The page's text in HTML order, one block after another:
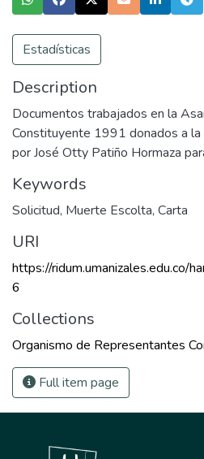
Estadísticas
Description
Documentos trabajados en la
Constituyente 1991 donados a
por José Otty Patiño Hormaza
Keywords
Solicitud, Muerte Escolta, Carta
URI
https://
6
Collections
Organismo de Representantes
Full item page